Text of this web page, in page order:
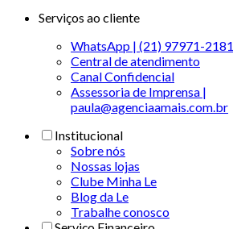
Serviços ao cliente
WhatsApp | (21) 97971-2181
Central de atendimento
Canal Confidencial
Assessoria de Imprensa |
paula@agenciaamais.com.br
Institucional
Sobre nós
Nossas lojas
Clube Minha Le
Blog da Le
Trabalhe conosco